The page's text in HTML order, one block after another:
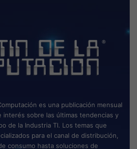
es una publicación mensual
sobre las últimas tendencias y
de la Industria TI. Los temas que
para el canal de distribución,
consumo hasta soluciones de